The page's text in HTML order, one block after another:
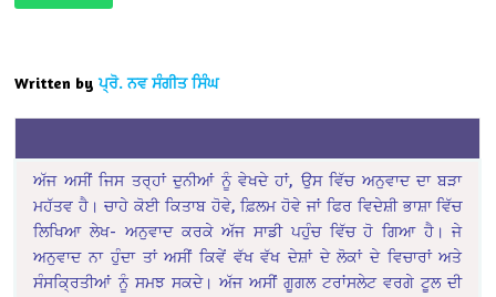
Written by ਪ੍ਰੋ. ਨਵ ਸੰਗੀਤ ਸਿੰਘ
ਅੱਜ ਅਸੀਂ ਜਿਸ ਤਰ੍ਹਾਂ ਦੁਨੀਆਂ ਨੂੰ ਵੇਖਦੇ ਹਾਂ, ਉਸ ਵਿੱਚ ਅਨੁਵਾਦ ਦਾ ਬੜਾ
ਮਹੱਤਵ ਹੈ। ਚਾਹੇ ਕੋਈ ਕਿਤਾਬ ਹੋਵੇ, ਫ਼ਿਲਮ ਹੋਵੇ ਜਾਂ ਫਿਰ ਵਿਦੇਸ਼ੀ ਭਾਸ਼ਾ ਵਿੱਚ
ਲਿਖਿਆ ਲੇਖ- ਅਨੁਵਾਦ ਕਰਕੇ ਅੱਜ ਸਾਡੀ ਪਹੁੰਚ ਵਿੱਚ ਹੋ ਗਿਆ ਹੈ। ਜੇ
ਅਨੁਵਾਦ ਨਾ ਹੁੰਦਾ ਤਾਂ ਅਸੀਂ ਕਿਵੇਂ ਵੱਖ ਵੱਖ ਦੇਸ਼ਾਂ ਦੇ ਲੋਕਾਂ ਦੇ ਵਿਚਾਰਾਂ ਅਤੇ
ਸੰਸਕ੍ਰਿਤੀਆਂ ਨੂੰ ਸਮਝ ਸਕਦੇ। ਅੱਜ ਅਸੀਂ ਗੂਗਲ ਟਰਾਂਸਲੇਟ ਵਰਗੇ ਟੂਲ ਦੀ